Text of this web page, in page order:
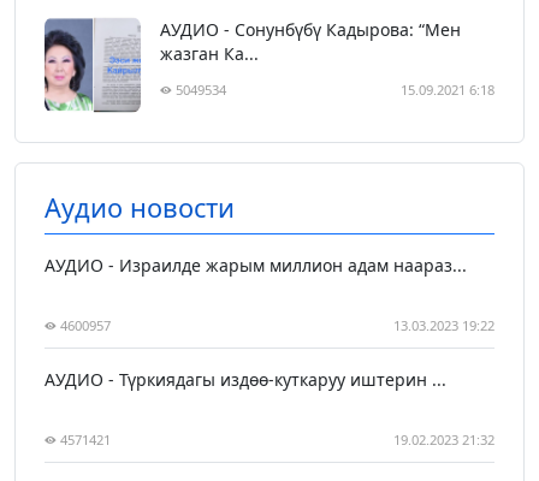
АУДИО - Сонунбүбү Кадырова: “Мен
жазган Ка...
5049534 15.09.2021 6:18
Аудио новости
АУДИО - Израилде жарым миллион адам наараз...
4600957 13.03.2023 19:22
АУДИО - Түркиядагы издөө-куткаруу иштерин ...
4571421 19.02.2023 21:32